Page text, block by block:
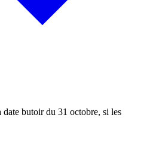
butoir du 31 octobre, si les